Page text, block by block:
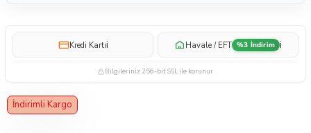
Kredi Kartıi Havale / EFT %3 İndirim i
Bilgileriniz 256-bit SSL ile korunur
İndirimli Kargo